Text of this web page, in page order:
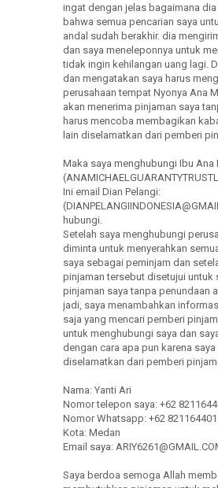
ingat dengan jelas bagaimana
bahwa semua pencarian saya
andal sudah berakhir. dia
dan saya meneleponnya untuk
tidak ingin kehilangan uang lagi.
dan mengatakan saya harus
perusahaan tempat Nyonya Ana
akan menerima pinjaman saya
harus mencoba membagikan
lain diselamatkan dari pemberi
Maka saya menghubungi Ibu Ana
Ini email Dian Pelangi:
hubungi.
Setelah saya menghubungi
diminta untuk menyerahkan
saya sebagai peminjam dan
pinjaman tersebut disetujui untuk
pinjaman saya tanpa penundaan
jadi, saya menambahkan
saja yang mencari pemberi
untuk menghubungi saya dan
dengan cara apa pun karena
diselamatkan dari pemberi
Nama: Yanti Ari
Nomor telepon saya: +62
Nomor Whatsapp: +62
Kota: Medan
Email saya:
Saya berdoa semoga Allah